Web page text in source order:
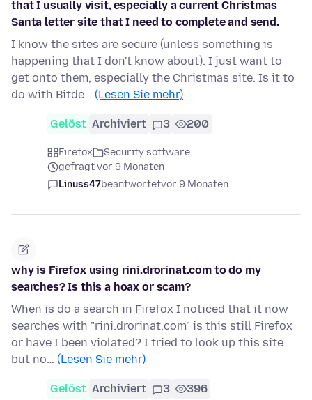
that I usually visit, especially a current Christmas
Santa letter site that I need to complete and send.
I know the sites are secure (unless something is
happening that I don't know about). I just want to
get onto them, especially the Christmas site. Is it to
do with Bitde… (Lesen Sie mehr)
Gelöst Archiviert 3 200
Firefox
Security software
gefragt vor 9 Monaten
Linuss47beantwortetvor 9 Monaten
why is Firefox using rini.drorinat.com to do my
searches? Is this a hoax or scam?
When is do a search in Firefox I noticed that it now
searches with "rini.drorinat.com" is this still Firefox
or have I been violated? I tried to look up this site
but no… (Lesen Sie mehr)
Gelöst Archiviert 3 396